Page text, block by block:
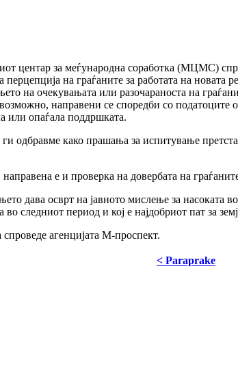
центар за меѓународна соработка (МЦМС)
перцепција на граѓаните за работата на
на очекувањата или разочараноста на
направени се споредби со податоците
или опаѓала поддршката.
одбравме како прашања за испитување
направена е и проверка на довербата на
дава осврт на јавното мислење за насоката
во следниот период и кој е најдобриот пат за
спроведе агенцијата М-проспект.
< Paraprake